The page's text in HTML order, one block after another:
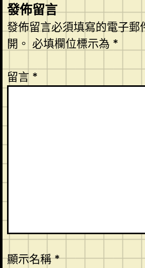
發佈留言
發佈留言必須填寫的電子郵
開。 必填欄位標示為 *
留言 *
顯示名稱*